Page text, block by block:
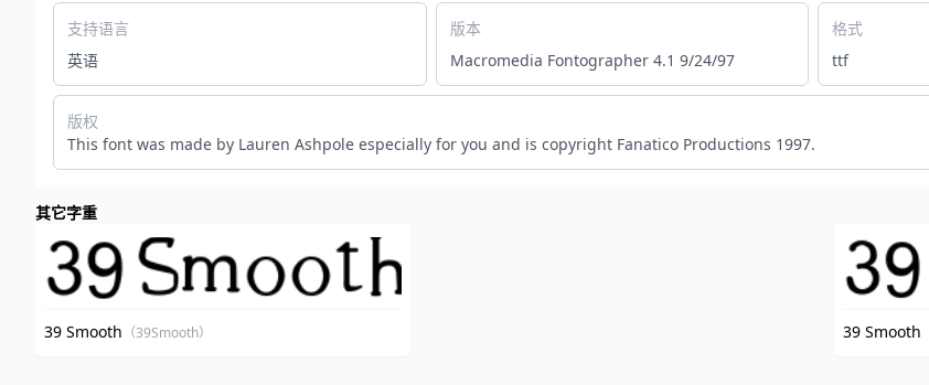
支持语言
英语
版本
Macromedia Fontographer 4.1 9/24/97
格式
ttf
版权
This font was made by Lauren Ashpole especially for you and is copyright Fanatico Productions 1997.
其它字重
39 Smooth （39Smooth） 39 Smooth